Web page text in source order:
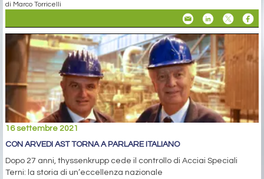
di Marco Torricelli
16 settembre 2021
CON ARVEDI AST TORNA A PARLARE ITALIANO
Dopo 27 anni, thyssenkrupp cede il controllo di Acciai Speciali
Terni: la storia di un’eccellenza nazionale